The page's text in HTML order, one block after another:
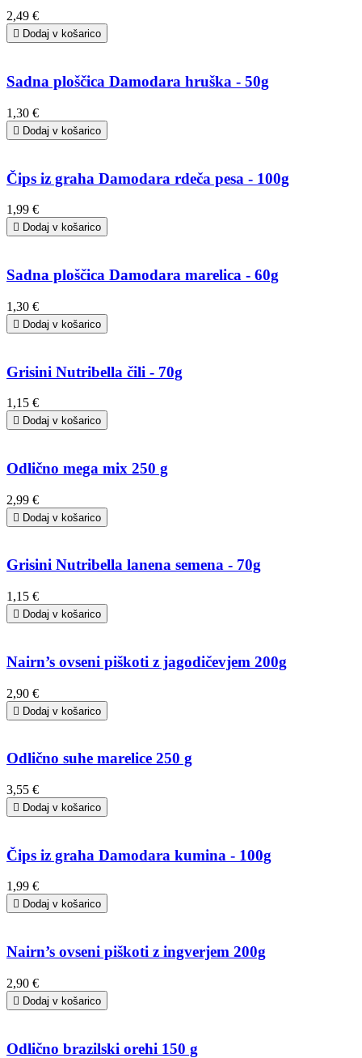
2,49 €
 Dodaj v košarico
Sadna ploščica Damodara hruška - 50g
1,30 €
 Dodaj v košarico
Čips iz graha Damodara rdeča pesa - 100g
1,99 €
 Dodaj v košarico
Sadna ploščica Damodara marelica - 60g
1,30 €
 Dodaj v košarico
Grisini Nutribella čili - 70g
1,15 €
 Dodaj v košarico
Odlično mega mix 250 g
2,99 €
 Dodaj v košarico
Grisini Nutribella lanena semena - 70g
1,15 €
 Dodaj v košarico
Nairn’s ovseni piškoti z jagodičevjem 200g
2,90 €
 Dodaj v košarico
Odlično suhe marelice 250 g
3,55 €
 Dodaj v košarico
Čips iz graha Damodara kumina - 100g
1,99 €
 Dodaj v košarico
Nairn’s ovseni piškoti z ingverjem 200g
2,90 €
 Dodaj v košarico
Odlično brazilski orehi 150 g